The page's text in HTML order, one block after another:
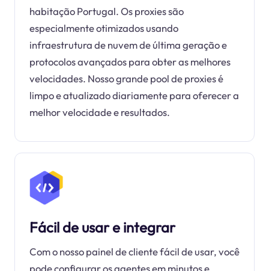
habitação Portugal. Os proxies são
especialmente otimizados usando
infraestrutura de nuvem de última geração e
protocolos avançados para obter as melhores
velocidades. Nosso grande pool de proxies é
limpo e atualizado diariamente para oferecer a
melhor velocidade e resultados.
Fácil de usar e integrar
Com o nosso painel de cliente fácil de usar, você